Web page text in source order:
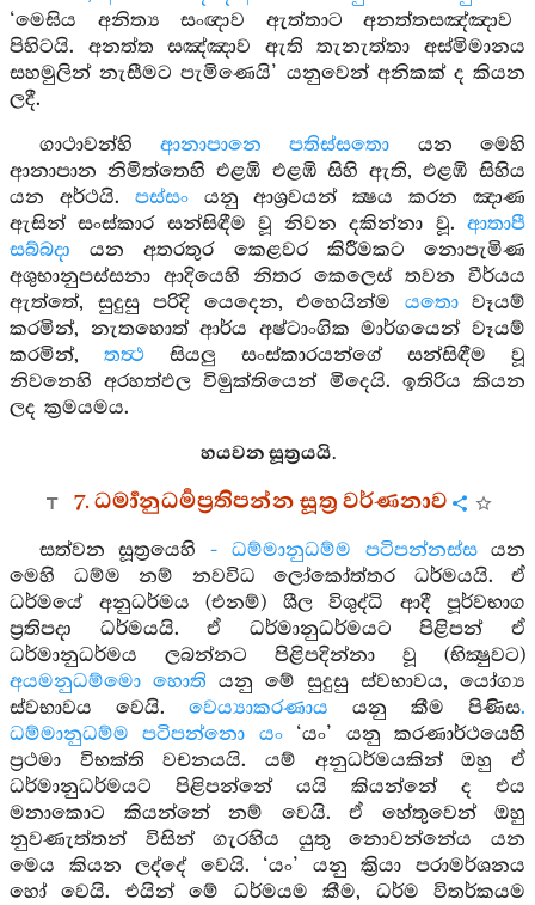
‘මෙඝිය අනිත්‍ය සංඥාව ඇත්තාට අනත්තසඤ්ඤාව
පිහිටයි. අනත්ත සඤ්ඤාව ඇති තැනැත්තා අස්මිමානය
සහමුලින් නැසීමට පැමිණෙයි’ යනුවෙන් අනිකක් ද කියන
ලදී.
ගාථාවන්හි ආනාපානෙ පතිස්සතො යන මෙහි
ආනාපාන නිමිත්තෙහි එළඹි එළඹි සිහි ඇති, එළඹි සිහිය
යන අර්ථයි. පස්සංයනු ආශ්‍රවයන් ක්‍ෂය කරන ඤාණ
ඇසින් සංස්කාර සන්සිඳීම වූ නිවන දකින්නා වූ. ආතාපී
සබ්බදා යන අතරතුර කෙළවර කිරීමකට නොපැමිණ
අශුභානුපස්සනා ආදියෙහි නිතර කෙලෙස් තවන වීර්යය
ඇත්තේ, සුදුසු පරිදි යෙදෙන, එහෙයින්ම යතොවෑයම්
කරමින්, නැතහොත් ආර්ය අෂ්ටාංගික මාර්ගයෙන් වෑයම්
කරමින්, තත්‍ථ සියලු සංස්කාරයන්ගේ සන්සිඳීම වූ
නිවනෙහි අරහත්ඵල විමුක්තියෙන් මිදෙයි. ඉතිරිය කියන
ලද ක්‍රමයමය.
හයවන සූත්‍රයයි.
7. ධර්‍මානුධර්‍මප්‍රතිපන්න සූත්‍ර වර්ණනාව
සත්වන සූත්‍රයෙහි - ධම්මානුධම්ම පටිපන්නස්සයන
මෙහි ධම්ම නම් නවවිධ ලෝකෝත්තර ධර්මයයි. ඒ
ධර්මයේ අනුධර්මය (එනම්) ශීල විශුද්ධි ආදී පූර්වභාග
ප්‍රතිපදා ධර්මයයි. ඒ ධර්මානුධර්මයට පිළිපන් ඒ
ධර්මානුධර්මය ලබන්නට පිළිපදින්නා වූ (භික්‍ෂුවට)
අයමනුධම්මො හොති යනු මේ සුදුසු ස්වභාවය, යෝග්‍ය
ස්වභාවය වෙයි. වෙය්‍යාකරණාය යනු කීම පිණිස.
ධම්මානුධම්ම පටිපන්නො යං‘යං’ යනු කරණාර්ථයෙහි
ප්‍රථමා විභක්ති වචනයයි. යම් අනුධර්මයකින් ඔහු ඒ
ධර්මානුධර්මයට පිළිපන්නේ යයි කියන්නේ ද එය
මනාකොට කියන්නේ නම් වෙයි. ඒ හේතුවෙන් ඔහු
නුවණැත්තන් විසින් ගැරහිය යුතු නොවන්නේය යන
මෙය කියන ලද්දේ වෙයි. ‘යං’ යනු ක්‍රියා පරාමර්ශනය
හෝ වෙයි. එයින් මේ ධර්මයම කීම, ධර්ම විතර්කයම